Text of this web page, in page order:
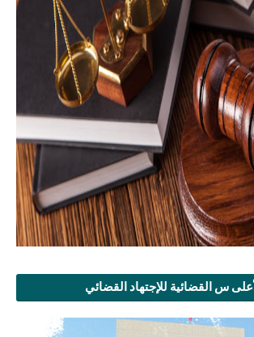
س القضائية للإجتهاد القضائي